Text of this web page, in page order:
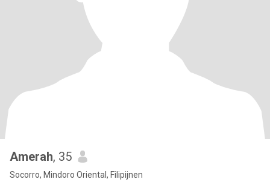
Amerah, 35
Socorro, Mindoro Oriental, Filipijnen